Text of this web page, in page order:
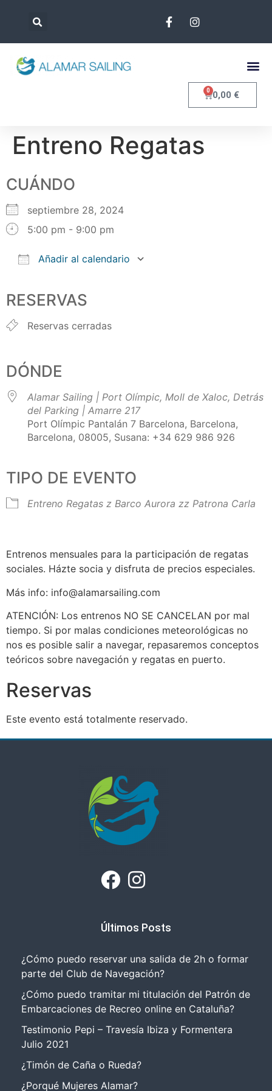
0,00 €
0
Entreno Regatas
CUÁNDO
septiembre 28, 2024
5:00 pm - 9:00 pm
Añadir al calendario
RESERVAS
Reservas cerradas
DÓNDE
Alamar Sailing | Port Olímpic, Moll de Xaloc, Detrás
del Parking | Amarre 217
Port Olímpic Pantalán 7 Barcelona, Barcelona,
Barcelona, 08005, Susana: +34 629 986 926
TIPO DE EVENTO
Entreno Regatas z Barco Aurora zz Patrona Carla
Entrenos mensuales para la participación de regatas
sociales. Házte socia y disfruta de precios especiales.
Más info: info@alamarsailing.com
ATENCIÓN: Los entrenos NO SE CANCELAN por mal
tiempo. Si por malas condiciones meteorológicas no
nos es posible salir a navegar, repasaremos conceptos
teóricos sobre navegación y regatas en puerto.
Reservas
Este evento está totalmente reservado.
Últimos Posts
¿Cómo puedo reservar una salida de 2h o formar
parte del Club de Navegación?
¿Cómo puedo tramitar mi titulación del Patrón de
Embarcaciones de Recreo online en Cataluña?
Testimonio Pepi – Travesía Ibiza y Formentera
Julio 2021
¿Timón de Caña o Rueda?
¿Porqué Mujeres Alamar?